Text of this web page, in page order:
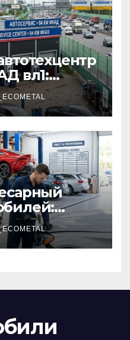
вл1:
и режим
работ